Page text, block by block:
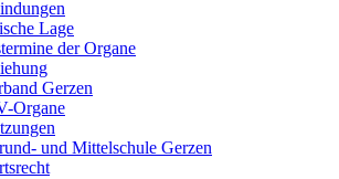
Lage
der Organe
Gerzen
Organe
und Mittelschule Gerzen